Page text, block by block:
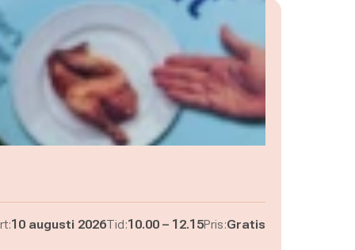
10 augusti 2026Tid:Pågår mellan
10.00 – och
12.15Pris:Gratis